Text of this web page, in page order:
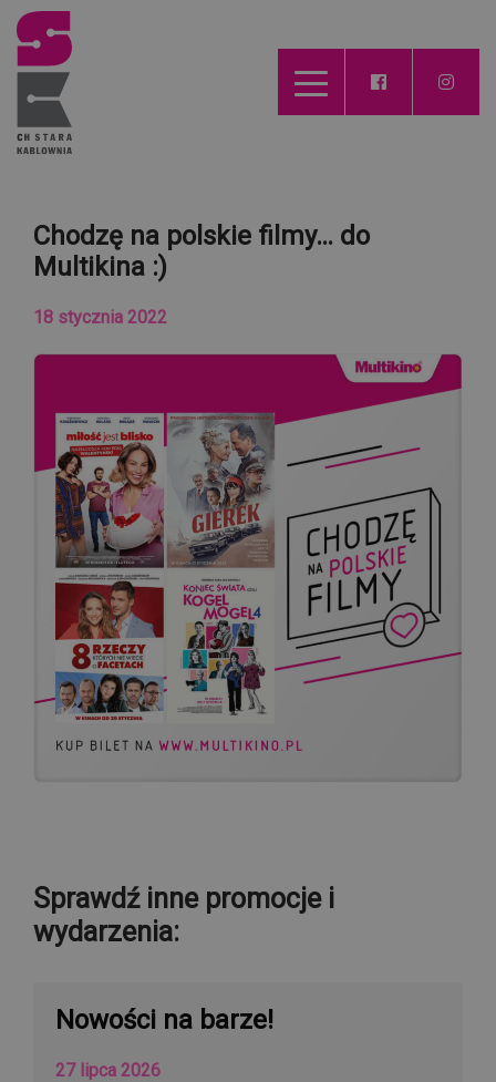
Chodzę na polskie filmy… do
Multikina :)
18 stycznia 2022
Sprawdź inne promocje i
wydarzenia:
Nowości na barze!
27 lipca 2026